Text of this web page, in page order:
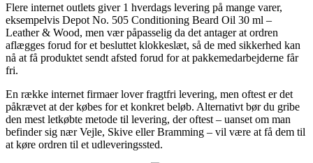
Flere internet outlets giver 1 hverdags levering på mange varer,
eksempelvis Depot No. 505 Conditioning Beard Oil 30 ml –
Leather & Wood, men vær påpasselig da det antager at ordren
aflægges forud for et besluttet klokkeslæt, så de med sikkerhed kan
nå at få produktet sendt afsted forud for at pakkemedarbejderne får
fri.
En række internet firmaer lover fragtfri levering, men oftest er det
påkrævet at der købes for et konkret beløb. Alternativt bør du gribe
den mest letkøbte metode til levering, der oftest – uanset om man
befinder sig nær Vejle, Skive eller Bramming – vil være at få dem til
at køre ordren til et udleveringssted.